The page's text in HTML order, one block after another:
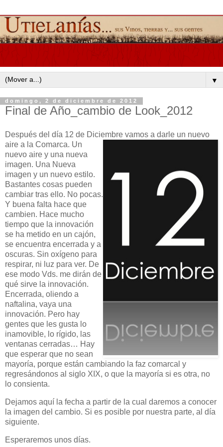
▼
domingo, 2 de diciembre de 2012
Final de Año_cambio de Look_2012
Después del día 12 de Diciembre vamos a darle un nuevo
aire a la Comarca. Un
nuevo aire y una nueva
imagen. Una Nueva
imagen y un nuevo estilo.
Bastantes cosas pueden
cambiar tras ello. No pocas.
Y buena falta hace que
cambien. Hace mucho
tiempo que la innovación
se ha metido en un cajón,
se encuentra encerrada y a
oscuras. Sin oxígeno para
respirar, ni luz para ver. De
ese modo Vds. me dirán de
qué sirve la innovación.
Encerrada, oliendo a
naftalina, vaya una
innovación. Pero hay
gentes que les gusta lo
inamovible, lo rígido, las
ventanas cerradas… Hay
que esperar que no sean
mayoría, porque están cambiando la faz comarcal y
regresándonos al siglo XIX, o que la mayoría si es otra, no
lo consienta.
Dejamos aquí la fecha a partir de la cual daremos a conocer
la imagen del cambio. Si es posible por nuestra parte, al día
siguiente.
Esperaremos unos días.